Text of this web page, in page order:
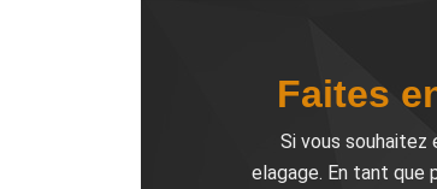
Faites
Si vous souhaitez
elagage. En tant que